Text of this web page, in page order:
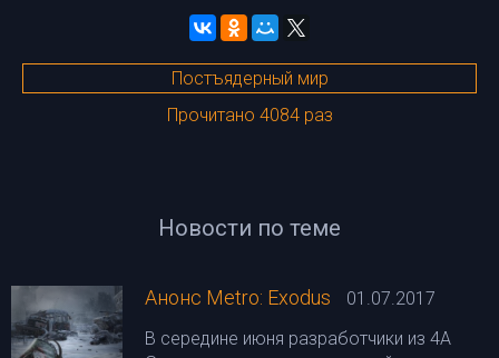
Постъядерный мир
Прочитано 4084 раз
Новости по теме
Анонс Metro: Exodus
01.07.2017
В середине июня разработчики из 4A